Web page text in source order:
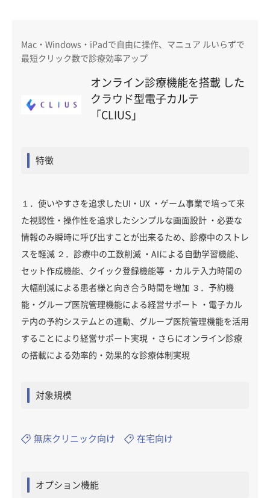
Mac・Windows・iPadで自由に操作、マニュア ルいらずで
最短クリック数で診療効率アップ
オンライン診療機能を搭載 した
クラウド型電子カルテ
「CLIUS」
特徴
１．使いやすさを追求したUI・UX ・ゲーム事業で培って来
た視認性・操作性を追求したシンプルな画面設計 ・必要な
情報のみ瞬時に呼び出すことが出来るため、診療中のストレ
スを軽減 ２．診療中の工数削減 ・AIによる自動学習機能、
セット作成機能、クイック登録機能等 ・カルテ入力時間の
大幅削減による患者様と向き合う時間を増加 ３．予約機
能・グループ医院管理機能による経営サポート ・電子カル
テ内の予約システムとの連動、グループ医院管理機能を活用
することにより経営サポート実現 ・さらにオンライン診療
の搭載による効率的・効果的な診療体制実現
対象規模
無床クリニック向け 在宅向け
オプション機能